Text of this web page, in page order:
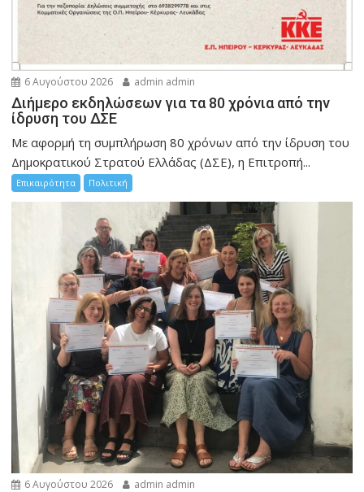
6 Αυγούστου 2026 admin admin
Διήμερο εκδηλώσεων για τα 80 χρόνια από την
ίδρυση του ΔΣΕ
Με αφορμή τη συμπλήρωση 80 χρόνων από την ίδρυση του
Δημοκρατικού Στρατού Ελλάδας (ΔΣΕ), η Επιτροπή...
Επικαιρότητα Πολιτική
6 Αυγούστου 2026 admin admin